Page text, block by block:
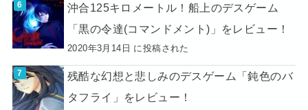
沖合125キロメートル！船上のデスゲーム
「黒の令達(コマンドメント)」をレビュー！
2020年3月14日 に投稿された
残酷な幻想と悲しみのデスゲーム「鈍色のバ
タフライ」をレビュー！